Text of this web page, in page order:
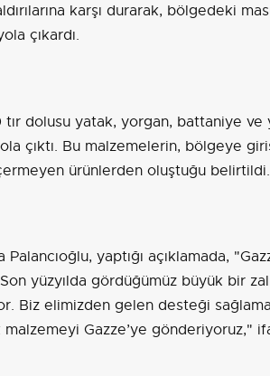
karşı durarak, bölgedeki
çıkardı.
dolusu yatak, yorgan, battaniye ve
çıktı. Bu malzemelerin, bölgeye
ürünlerden oluştuğu belirtildi.
yaptığı açıklamada,
yüzyılda gördüğümüz büyük bir
Biz elimizden gelen desteği
Gazze’ye gönderiyoruz,"